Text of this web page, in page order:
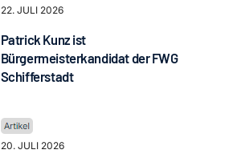
22. JULI 2026
Patrick Kunz ist
Bürgermeisterkandidat der FWG
Schifferstadt
20. JULI 2026